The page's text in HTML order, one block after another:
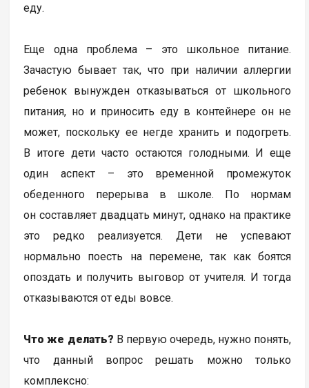
еду.
Еще одна проблема – это школьное питание.
Зачастую бывает так, что при наличии аллергии
ребенок вынужден отказываться от школьного
питания, но и приносить еду в контейнере он не
может, поскольку ее негде хранить и подогреть.
В итоге дети часто остаются голодными. И еще
один аспект – это временной промежуток
обеденного перерыва в школе. По нормам
он составляет двадцать минут, однако на практике
это редко реализуется. Дети не успевают
нормально поесть на перемене, так как боятся
опоздать и получить выговор от учителя. И тогда
отказываются от еды вовсе.
Что же делать? В первую очередь, нужно понять,
что данный вопрос решать можно только
комплексно: